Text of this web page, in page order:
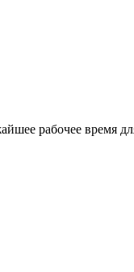
рабочее время